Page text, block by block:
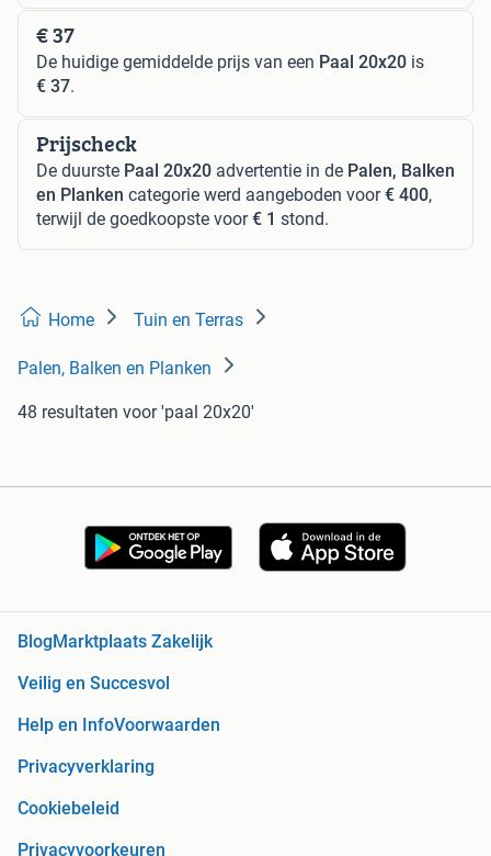
€ 37
De huidige gemiddelde prijs van een Paal 20x20 is
€ 37.
Prijscheck
De duurste Paal 20x20 advertentie in de Palen, Balken
en Planken categorie werd aangeboden voor€ 400,
terwijl de goedkoopste voor€ 1 stond.
Home Tuin en Terras
Palen, Balken en Planken
48 resultaten voor 'paal 20x20'
BlogMarktplaats Zakelijk
Veilig en Succesvol
Help en InfoVoorwaarden
Privacyverklaring
Cookiebeleid
Privacyvoorkeuren